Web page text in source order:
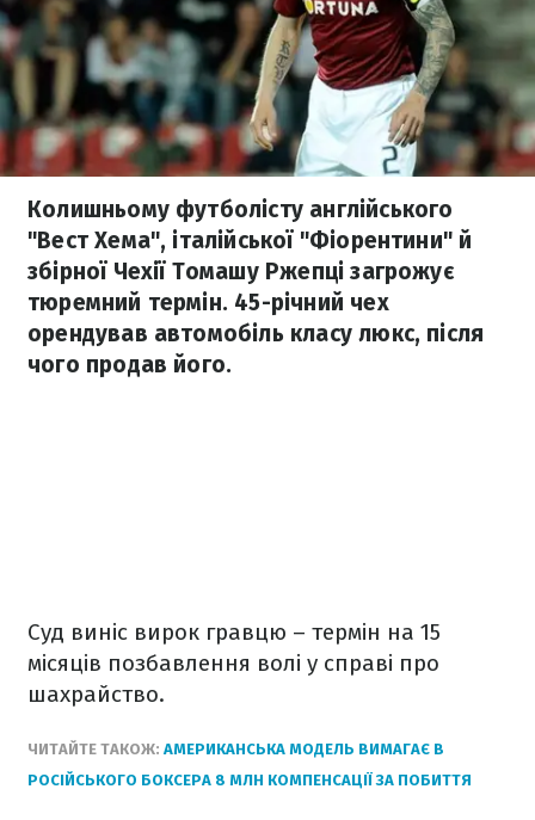
Колишньому футболісту англійського
"Вест Хема", італійської "Фіорентини" й
збірної Чехії Томашу Ржепці загрожує
тюремний термін. 45-річний чех
орендував автомобіль класу люкс, після
чого продав його.
Суд виніс вирок гравцю – термін на 15
місяців позбавлення волі у справі про
шахрайство.
ЧИТАЙТЕ ТАКОЖ: АМЕРИКАНСЬКА МОДЕЛЬ ВИМАГАЄ В
РОСІЙСЬКОГО БОКСЕРА 8 МЛН КОМПЕНСАЦІЇ ЗА ПОБИТТЯ